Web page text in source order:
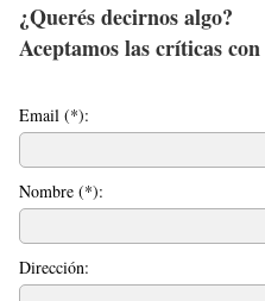
¿Querés decirnos algo?
Aceptamos las críticas
Email (*):
Nombre (*):
Dirección: